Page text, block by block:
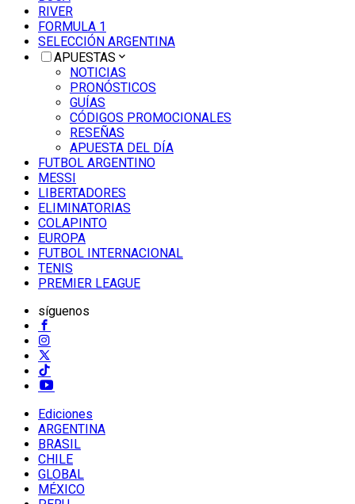
RIVER
FORMULA 1
SELECCIÓN ARGENTINA
APUESTAS
NOTICIAS
PRONÓSTICOS
GUÍAS
CÓDIGOS PROMOCIONALES
RESEÑAS
APUESTA DEL DÍA
FUTBOL ARGENTINO
MESSI
LIBERTADORES
ELIMINATORIAS
COLAPINTO
EUROPA
FUTBOL INTERNACIONAL
TENIS
PREMIER LEAGUE
síguenos
Ediciones
ARGENTINA
BRASIL
CHILE
GLOBAL
MÉXICO